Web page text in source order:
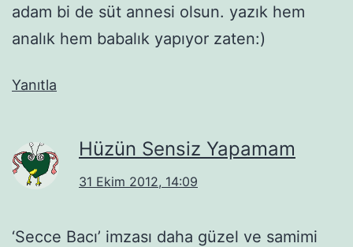
adam bi de süt annesi olsun. yazık hem
analık hem babalık yapıyor zaten:)
Yanıtla
Hüzün Sensiz Yapamam
31 Ekim 2012, 14:09
‘Secce Bacı’ imzası daha güzel ve samimi